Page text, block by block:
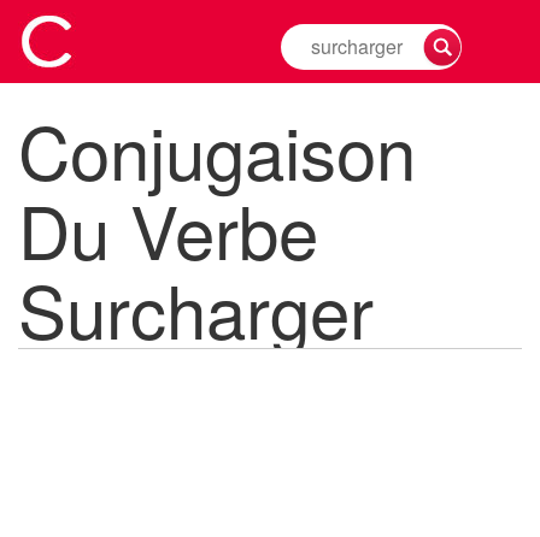
Rechercher
la
d'un
verbe
Conjugaison
Du Verbe
Surcharger